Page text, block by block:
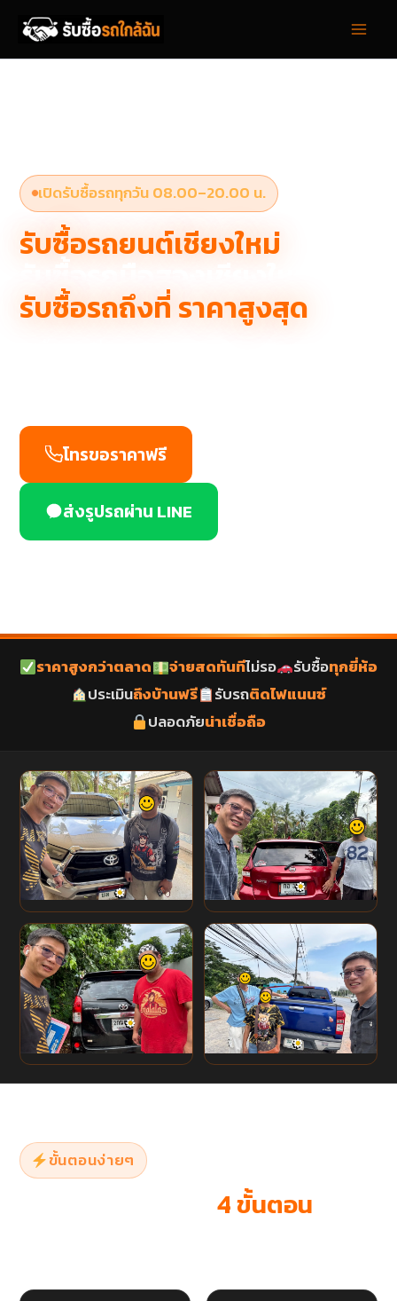
เปิดรับซื้อรถทุกวัน 08.00–20.00 น.
รับซื้อรถยนต์เชียงใหม่
รับซื้อรถถึงที่ ราคาสูงสุด
โทรขอราคาฟรี
ส่งรูปรถผ่าน LINE
ราคาสูงกว่าตลาด จ่ายสดทันทีไม่รอ รับซื้อทุกยี่ห้อ
ประเมินถึงบ้านฟรี รับรถติดไฟแนนซ์
ปลอดภัยน่าเชื่อถือ
ขั้นตอนง่ายๆ
4 ขั้นตอน